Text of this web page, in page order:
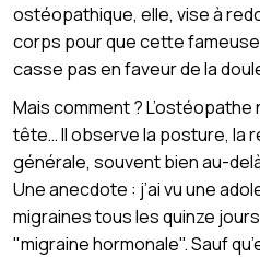
ostéopathique, elle, vise à
corps pour que cette
casse pas en faveur de la
Mais comment ?
tête… Il observe la posture, la
générale, souvent bien au-
Une anecdote : j’ai vu une
migraines tous les quinze
"migraine hormonale". Sauf